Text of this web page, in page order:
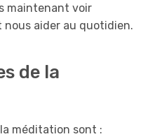
maintenant voir
nous aider au quotidien.
de la
méditation sont :